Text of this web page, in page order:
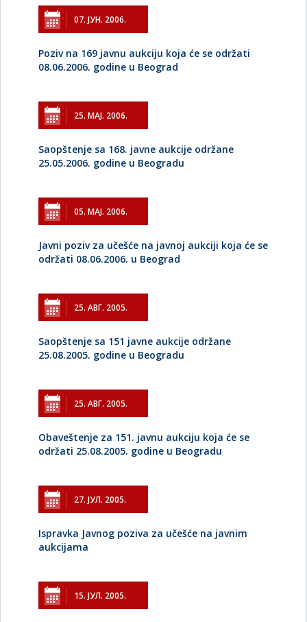
07. ЈУН. 2006.
Poziv na 169 javnu aukciju koja će se održati
08.06.2006. godine u Beograd
25. МАЈ. 2006.
Saopštenje sa 168. javne aukcije održane
25.05.2006. godine u Beogradu
05. МАЈ. 2006.
Javni poziv za učešće na javnoj aukciji koja će se
održati 08.06.2006. u Beograd
25. АВГ. 2005.
Saopštenje sa 151 javne aukcije održane
25.08.2005. godine u Beogradu
25. АВГ. 2005.
Obaveštenje za 151. javnu aukciju koja će se
održati 25.08.2005. godine u Beogradu
27. ЈУЛ. 2005.
Ispravka Javnog poziva za učešće na javnim
aukcijama
15. ЈУЛ. 2005.